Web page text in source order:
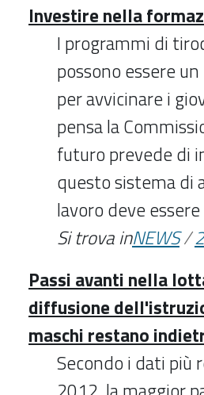
Investire nella
I programmi di
possono essere
per avvicinare i
pensa la
futuro prevede di
questo sistema di
lavoro deve
Si trova inNEWS/
Passi avanti nella
diffusione
maschi restano
Secondo i dati più